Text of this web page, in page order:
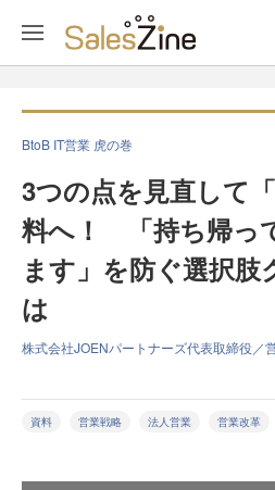
BtoB IT営業 虎の巻
3つの点を見直して
料へ！ 「持ち帰っ
ます」を防ぐ選択肢
は
株式会社JOENパートナーズ代表取締役／
資料 営業戦略 法人営業 営業改革